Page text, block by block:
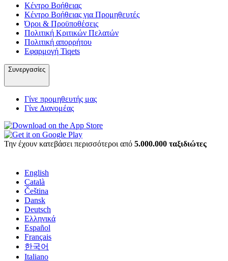
Κέντρο Βοήθειας
Κέντρο Βοήθειας για Προμηθευτές
Όροι & Προϋποθέσεις
Πολιτική Κριτικών Πελατών
Πολιτική απορρήτου
Εφαρμογή Tiqets
Συνεργασίες
Γίνε προμηθευτής μας
Γίνε Διανομέας
Την έχουν κατεβάσει περισσότεροι από 5.000.000 ταξιδιώτες
English
Català
Čeština
Dansk
Deutsch
Ελληνικά
Español
Français
한국어
Italiano